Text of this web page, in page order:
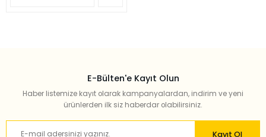
E-Bülten'e Kayıt Olun
Haber listemize kayıt olarak kampanyalardan, indirim ve yeni
ürünlerden ilk siz haberdar olabilirsiniz.
Kayıt Ol